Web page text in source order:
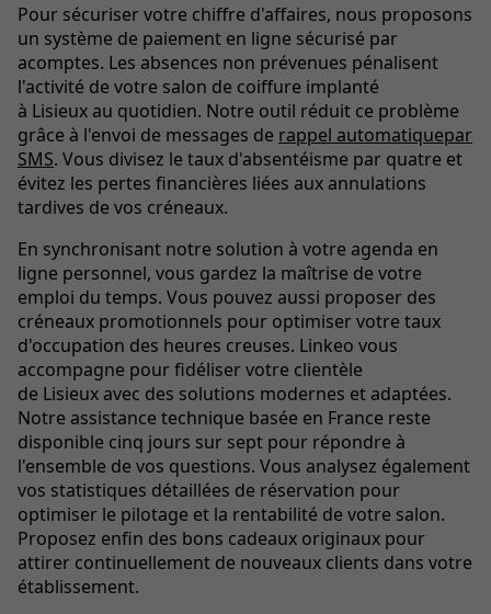
Pour sécuriser votre chiffre d'affaires, nous proposons
un système de paiement en ligne sécurisé par
acomptes. Les absences non prévenues pénalisent
l'activité de votre salon de coiffure implanté
à Lisieux au quotidien. Notre outil réduit ce problème
grâce à l'envoi de messages de rappel automatiquepar
SMS. Vous divisez le taux d'absentéisme par quatre et
évitez les pertes financières liées aux annulations
tardives de vos créneaux.
En synchronisant notre solution à votre agenda en
ligne personnel, vous gardez la maîtrise de votre
emploi du temps. Vous pouvez aussi proposer des
créneaux promotionnels pour optimiser votre taux
d'occupation des heures creuses. Linkeo vous
accompagne pour fidéliser votre clientèle
de Lisieux avec des solutions modernes et adaptées.
Notre assistance technique basée en France reste
disponible cinq jours sur sept pour répondre à
l'ensemble de vos questions. Vous analysez également
vos statistiques détaillées de réservation pour
optimiser le pilotage et la rentabilité de votre salon.
Proposez enfin des bons cadeaux originaux pour
attirer continuellement de nouveaux clients dans votre
établissement.